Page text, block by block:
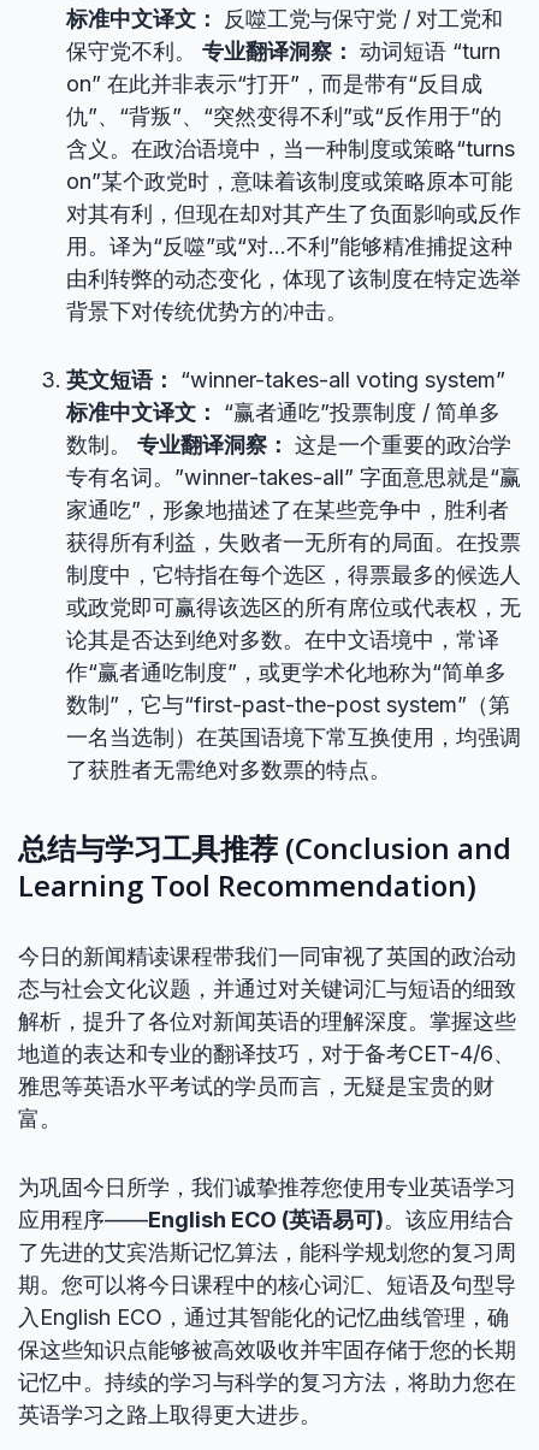
标准中文译文：
反噬工党与保守党 / 对工党和
保守党不利。 专业翻译洞察： 动词短语 “turn
on” 在此并非表示“打开”，而是带有“反目成
仇”、“背叛”、“突然变得不利”或“反作用于”的
含义。在政治语境中，当一种制度或策略“turns
on”某个政党时，意味着该制度或策略原本可能
对其有利，但现在却对其产生了负面影响或反作
用。译为“反噬”或“对…不利”能够精准捕捉这种
由利转弊的动态变化，体现了该制度在特定选举
背景下对传统优势方的冲击。
英文短语：
“winner-takes-all voting system”
标准中文译文：
“赢者通吃”投票制度 / 简单多
数制。 专业翻译洞察： 这是一个重要的政治学
专有名词。”winner-takes-all” 字面意思就是“赢
家通吃”，形象地描述了在某些竞争中，胜利者
获得所有利益，失败者一无所有的局面。在投票
制度中，它特指在每个选区，得票最多的候选人
或政党即可赢得该选区的所有席位或代表权，无
论其是否达到绝对多数。在中文语境中，常译
作“赢者通吃制度”，或更学术化地称为“简单多
数制”，它与“first-past-the-post system”（第
一名当选制）在英国语境下常互换使用，均强调
了获胜者无需绝对多数票的特点。
总结与学习工具推荐 (Conclusion and
Learning Tool Recommendation)
今日的新闻精读课程带我们一同审视了英国的政治动
态与社会文化议题，并通过对关键词汇与短语的细致
解析，提升了各位对新闻英语的理解深度。掌握这些
地道的表达和专业的翻译技巧，对于备考CET-4/6、
雅思等英语水平考试的学员而言，无疑是宝贵的财
富。
为巩固今日所学，我们诚挚推荐您使用专业英语学习
应用程序——English ECO (英语易可)。该应用结合
了先进的艾宾浩斯记忆算法，能科学规划您的复习周
期。您可以将今日课程中的核心词汇、短语及句型导
入English ECO，通过其智能化的记忆曲线管理，确
保这些知识点能够被高效吸收并牢固存储于您的长期
记忆中。持续的学习与科学的复习方法，将助力您在
英语学习之路上取得更大进步。